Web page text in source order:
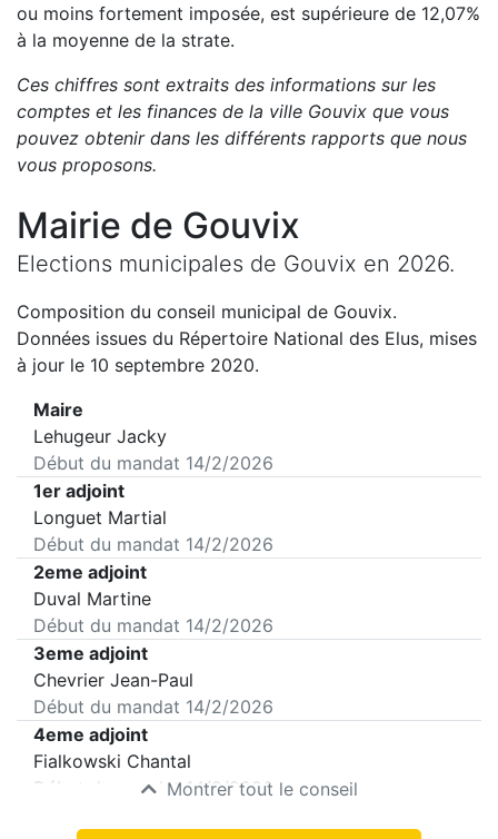
ou moins fortement imposée, est supérieure de 12,07%
à la moyenne de la strate.
Ces chiffres sont extraits des informations sur les
comptes et les finances de la ville Gouvix que vous
pouvez obtenir dans les différents rapports que nous
vous proposons.
Mairie de Gouvix
Elections municipales de Gouvix en 2026.
Composition du conseil municipal de Gouvix.
Données issues du Répertoire National des Elus, mises
à jour le 10 septembre 2020.
Maire
Lehugeur Jacky
Début du mandat 14/2/2026
1er adjoint
Longuet Martial
Début du mandat 14/2/2026
2eme adjoint
Duval Martine
Début du mandat 14/2/2026
3eme adjoint
Chevrier Jean-Paul
Début du mandat 14/2/2026
4eme adjoint
Fialkowski Chantal
Début du mandat14/2/2026
Montrer tout le conseil